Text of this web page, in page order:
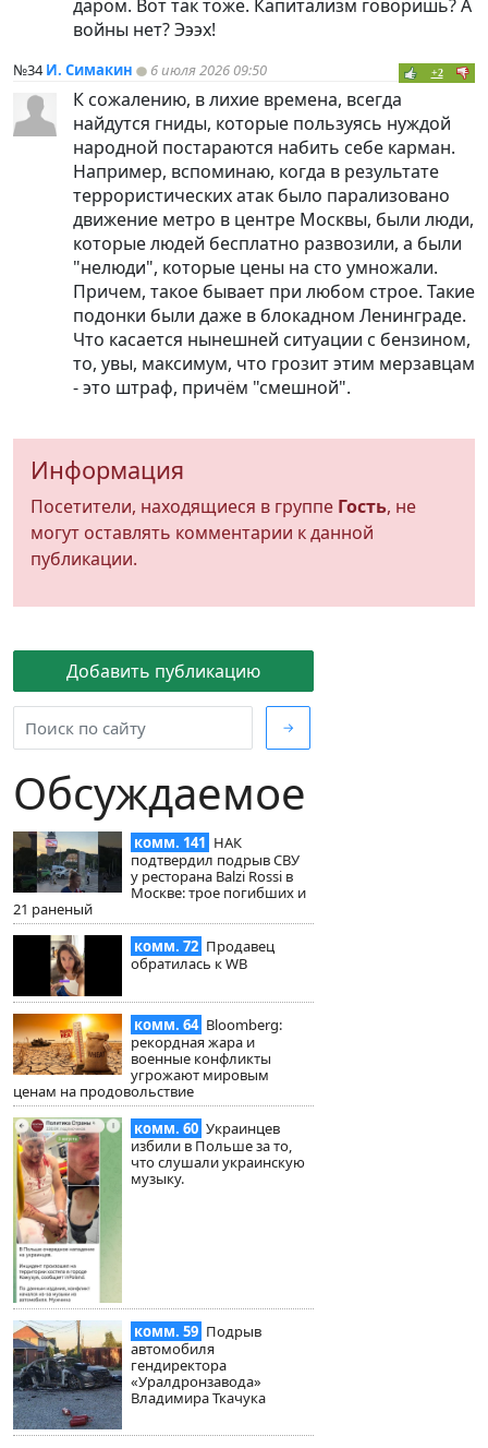
Добавить публикацию
→
Обсуждаемое
комм. 141 НАК
подтвердил подрыв СВУ
у ресторана Balzi Rossi в
Москве: трое погибших и
21 раненый
комм. 72 Продавец
обратилась к WB
комм. 64 Bloomberg:
рекордная жара и
военные конфликты
угрожают мировым
ценам на продовольствие
комм. 60 Украинцев
избили в Польше за то,
что слушали украинскую
музыку.
комм. 59 Подрыв
автомобиля
гендиректора
«Уралдронзавода»
Владимира Ткачука
даром. Вот так тоже. Капитализм говоришь? А
войны нет? Эээх!
№34И. Симакин 6 июля 2026 09:50 +2
К сожалению, в лихие времена, всегда
найдутся гниды, которые пользуясь нуждой
народной постараются набить себе карман.
Например, вспоминаю, когда в результате
террористических атак было парализовано
движение метро в центре Москвы, были люди,
которые людей бесплатно развозили, а были
"нелюди", которые цены на сто умножали.
Причем, такое бывает при любом строе. Такие
подонки были даже в блокадном Ленинграде.
Что касается нынешней ситуации с бензином,
то, увы, максимум, что грозит этим мерзавцам
- это штраф, причём "смешной".
Информация
Посетители, находящиеся в группе Гость, не
могут оставлять комментарии к данной
публикации.